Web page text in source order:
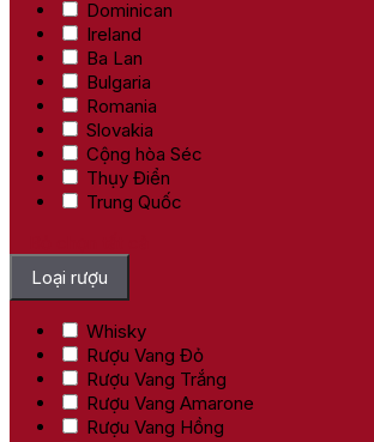
Dominican
Ireland
Ba Lan
Bulgaria
Romania
Slovakia
Cộng hòa Séc
Thụy Điển
Trung Quốc
Loại rượu
Whisky
Rượu Vang Đỏ
Rượu Vang Trắng
Rượu Vang Amarone
Rượu Vang Hồng